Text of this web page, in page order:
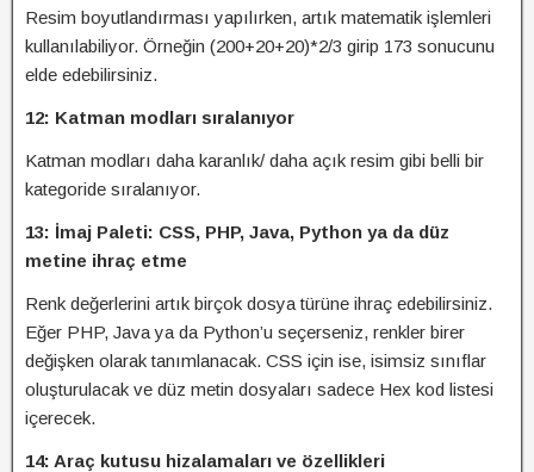
Resim boyutlandırması yapılırken, artık matematik işlemleri
kullanılabiliyor. Örneğin (200+20+20)*2/3 girip 173 sonucunu
elde edebilirsiniz.
12: Katman modları sıralanıyor
Katman modları daha karanlık/ daha açık resim gibi belli bir
kategoride sıralanıyor.
13: İmaj Paleti: CSS, PHP, Java, Python ya da düz
metine ihraç etme
Renk değerlerini artık birçok dosya türüne ihraç edebilirsiniz.
Eğer PHP, Java ya da Python’u seçerseniz, renkler birer
değişken olarak tanımlanacak. CSS için ise, isimsiz sınıflar
oluşturulacak ve düz metin dosyaları sadece Hex kod listesi
içerecek.
14: Araç kutusu hizalamaları ve özellikleri